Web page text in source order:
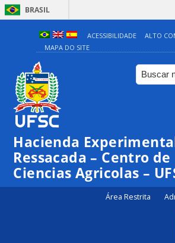
BRASIL
ACESSIBILIDADE
ALTO
MAPA DO SITE
Hacienda
Ressacada – Centro de
Ciencias Agricolas –
Área Restrita